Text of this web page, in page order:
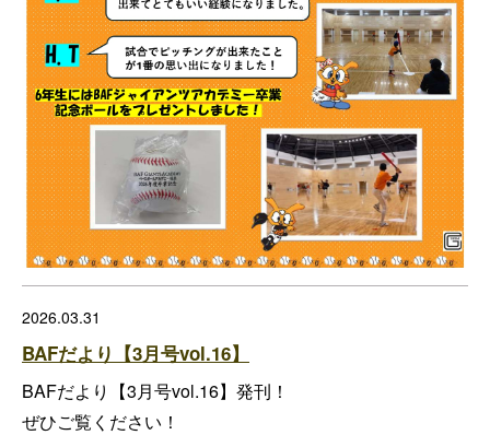
2026.03.31
BAFだより【3月号vol.16】
BAFだより【3月号vol.16】発刊！
ぜひご覧ください！